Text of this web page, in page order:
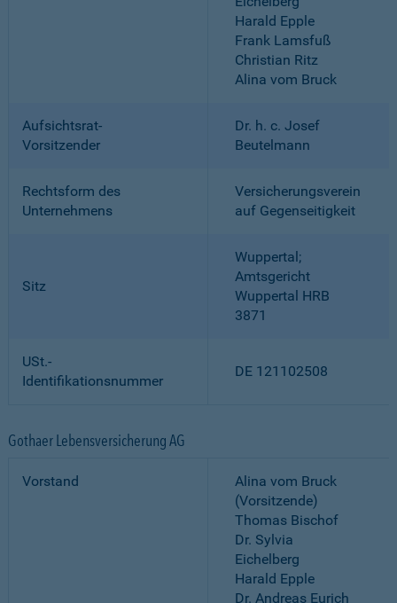
Harald Epple
Frank Lamsfuß
Christian Ritz
Alina vom Bruck
Aufsichtsrat-
Vorsitzender
Dr. h. c. Josef
Beutelmann
Rechtsform des
Unternehmens
Versicherungsverein
auf Gegenseitigkeit
Sitz
Wuppertal;
Amtsgericht
Wuppertal HRB
3871
USt.-
Identifikationsnummer
DE 121102508
Gothaer Lebensversicherung AG
Vorstand
Alina vom Bruck
(Vorsitzende)
Thomas Bischof
Dr. Sylvia
Eichelberg
Harald Epple
Dr. Andreas Eurich